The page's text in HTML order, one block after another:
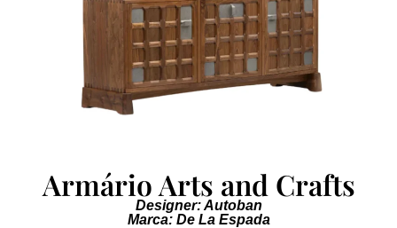
Armário Arts and Crafts
Designer: Autoban
Marca: De La Espada